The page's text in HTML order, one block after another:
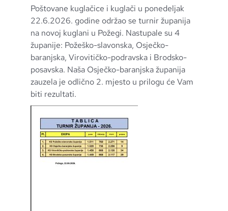
Poštovane kuglačice i kuglači u ponedeljak
22.6.2026. godine održao se turnir županija
na novoj kuglani u Požegi. Nastupale su 4
županije: Požeško-slavonska, Osječko-
baranjska, Virovitičko-podravska i Brodsko-
posavska. Naša Osječko-baranjska županija
zauzela je odlično 2. mjesto u prilogu će Vam
biti rezultati.